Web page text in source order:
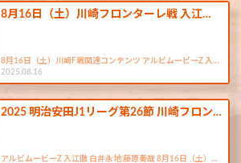
8月16日（土）川崎フロンターレ戦 入江…
8月16日（土）川崎F戦関連コンテンツ アルビムービーZ 入…
2025.08.16
2025 明治安田J1リーグ第26節 川崎フロン…
アルビムービーZ 入江徹 白井永地 藤原奏哉 8月16日（土）…